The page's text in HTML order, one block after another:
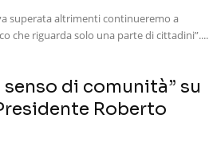
superata altrimenti continueremo a
che riguarda solo una parte di cittadini”....
senso di comunità” su
Roberto